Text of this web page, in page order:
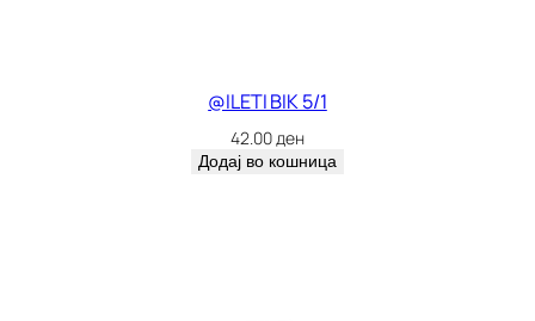
@ILETI BIK 5/1
42.00ден
Додај во кошница